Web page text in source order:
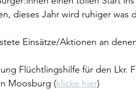
dieses Jahr wird ruhiger was
Einsätze/Aktionen an
Flüchtlingshilfe für den Lkr.
in Moosburg (klicke hier)